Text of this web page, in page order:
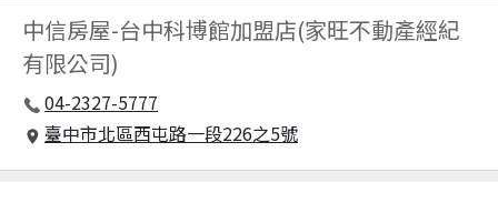
中信房屋-台中科博館加盟店(家旺不動產經紀
有限公司)
04-2327-5777
臺中市北區西屯路一段226之5號